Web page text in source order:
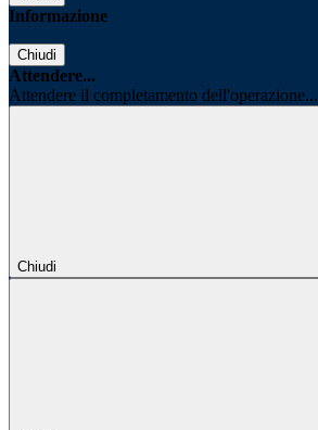
Informazione
Chiudi
Attendere...
Attendere il completamento dell'operazione...
Chiudi